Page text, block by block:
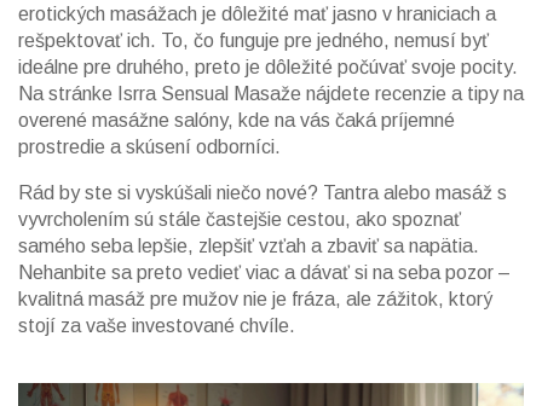
erotických masážach je dôležité mať jasno v hraniciach a
rešpektovať ich. To, čo funguje pre jedného, nemusí byť
ideálne pre druhého, preto je dôležité počúvať svoje pocity.
Na stránke Isrra Sensual Masaže nájdete recenzie a tipy na
overené masážne salóny, kde na vás čaká príjemné
prostredie a skúsení odborníci.
Rád by ste si vyskúšali niečo nové? Tantra alebo masáž s
vyvrcholením sú stále častejšie cestou, ako spoznať
samého seba lepšie, zlepšiť vzťah a zbaviť sa napätia.
Nehanbite sa preto vedieť viac a dávať si na seba pozor –
kvalitná masáž pre mužov nie je fráza, ale zážitok, ktorý
stojí za vaše investované chvíle.